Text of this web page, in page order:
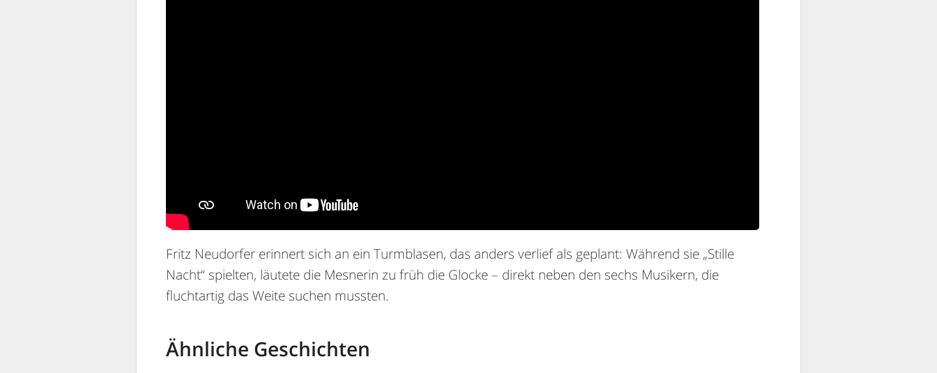
Fritz Neudorfer erinnert sich an ein Turmblasen, das anders verlief als geplant: Während sie „Stille
Nacht“ spielten, läutete die Mesnerin zu früh die Glocke – direkt neben den sechs Musikern, die
fluchtartig das Weite suchen mussten.
Ähnliche Geschichten